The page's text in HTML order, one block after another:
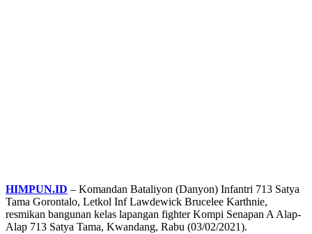
HIMPUN.ID – Komandan Bataliyon (Danyon) Infantri 713 Satya
Tama Gorontalo, Letkol Inf Lawdewick Brucelee Karthnie,
resmikan bangunan kelas lapangan fighter Kompi Senapan A Alap-
Alap 713 Satya Tama, Kwandang, Rabu (03/02/2021).